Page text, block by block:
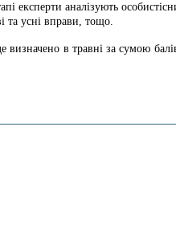
аналізують
та усні вправи, тощо.
визначено в травні за сумою